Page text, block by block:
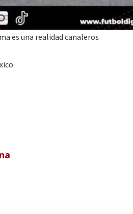
es una realidad canaleros